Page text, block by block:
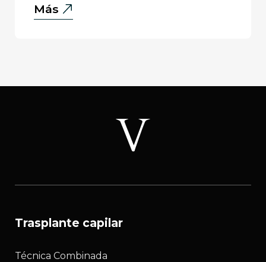
Más Orf
Tvthek
Para
trasplante capilar
Técnica Combinada